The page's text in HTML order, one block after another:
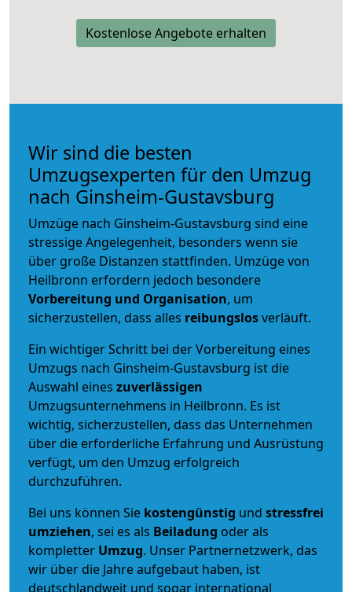
Kostenlose Angebote erhalten
Wir sind die besten
Umzugsexperten für den Umzug
nach Ginsheim-Gustavsburg
Umzüge nach Ginsheim-Gustavsburg sind eine
stressige Angelegenheit, besonders wenn sie
über große Distanzen stattfinden. Umzüge von
Heilbronn erfordern jedoch besondere
Vorbereitung und Organisation, um
sicherzustellen, dass alles reibungslosverläuft.
Ein wichtiger Schritt bei der Vorbereitung eines
Umzugs nach Ginsheim-Gustavsburg ist die
Auswahl eines zuverlässigen
Umzugsunternehmens in Heilbronn. Es ist
wichtig, sicherzustellen, dass das Unternehmen
über die erforderliche Erfahrung und Ausrüstung
verfügt, um den Umzug erfolgreich
durchzuführen.
Bei uns können Sie kostengünstig und stressfrei
umziehen, sei es als Beiladung oder als
kompletter Umzug. Unser Partnernetzwerk, das
wir über die Jahre aufgebaut haben, ist
deutschlandweit und sogar international